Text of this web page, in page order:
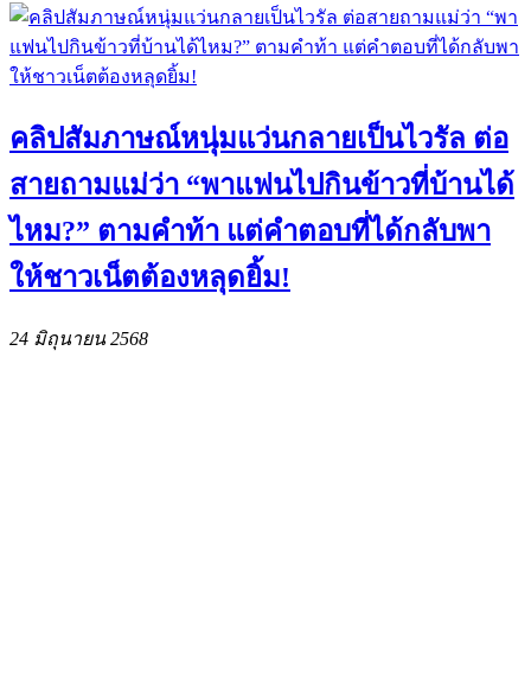
คลิปสัมภาษณ์หนุ่มแว่นกลายเป็นไวรัล ต่อ
สายถามแม่ว่า “พาแฟนไปกินข้าวที่บ้านได้
ไหม?” ตามคำท้า แต่คำตอบที่ได้กลับพา
ให้ชาวเน็ตต้องหลุดยิ้ม!
24 มิถุนายน 2568